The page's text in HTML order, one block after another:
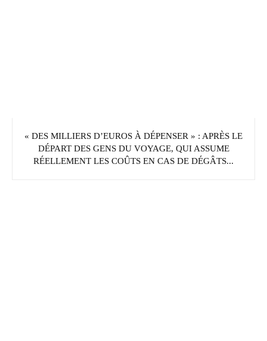
« DES MILLIERS D’EUROS À DÉPENSER » : APRÈS LE
DÉPART DES GENS DU VOYAGE, QUI ASSUME
RÉELLEMENT LES COÛTS EN CAS DE DÉGÂTS...